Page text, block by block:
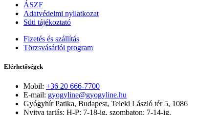
ÁSZF
Adatvédelmi nyilatkozat
Süti tájékoztató
Fizetés és szállítás
Törzsvásárlói program
Elérhetőségek
Mobil: +36 20 666-7700
E-mail: gyogyline@gyogyline.hu
Gyógyhír Patika, Budapest, Teleki László tér 5, 1086
Nyitva tartás: H-P: 7-18-ig, szombaton: 7-14-ig.